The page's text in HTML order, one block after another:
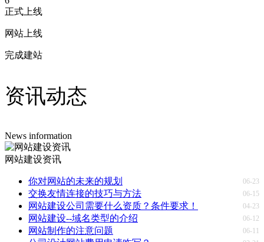
正式上线
网站上线
完成建站
资讯动态
News information
网站建设资讯
你对网站的未来的规划 06-23
交换友情连接的技巧与方法 06-15
网站建设公司需要什么资质？条件要求！ 04-23
网站建设--域名类型的介绍 06-12
网站制作的注意问题 06-11